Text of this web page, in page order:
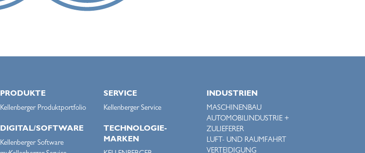
PRODUKTE
Kellenberger Produktportfolio
DIGITAL/SOFTWARE
Kellenberger Software
SERVICE
Kellenberger Service
TECHNOLOGIE-
MARKEN
INDUSTRIEN
MASCHINENBAU
AUTOMOBILINDUSTRIE +
ZULIEFERER
LUFT- UND RAUMFAHRT
VERTEIDIGUNG